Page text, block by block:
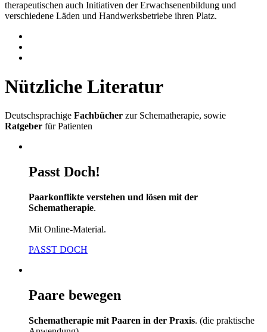
therapeutischen auch Initiativen der Erwachsenenbildung und
verschiedene Läden und Handwerksbetriebe ihren Platz.
Nützliche Literatur
Deutschsprachige Fachbücher zur Schematherapie, sowie
Ratgeber für Patienten
Passt Doch!
Paarkonflikte verstehen und lösen mit der
Schematherapie.
Mit Online-Material.
PASST DOCH
Paare bewegen
Schematherapie mit Paaren in der Praxis. (die praktische